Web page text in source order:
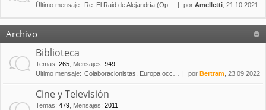
Último mensaje:
Re: El Raid de Alejandría (Op… por Amelletti , 21 10 2021
Archivo
Biblioteca
Temas: 265 Mensajes: 949
Último mensaje: Colaboracionistas. Europa occ… por Bertram , 23 09 2022
Cine y Televisión
Temas: 479 Mensajes: 2011